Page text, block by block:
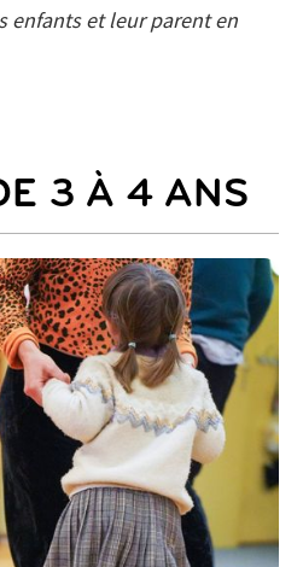
enfants et leur parent en
3 À 4 ANS